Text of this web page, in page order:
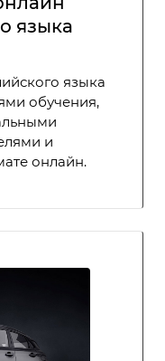
языка
языка
обучения,
и
онлайн.